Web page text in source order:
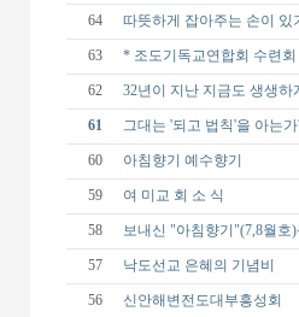
64 따뜻하게 잡아주는 손이 있
63 * 조도기독교연합회 수련
62 32년이 지난 지금도 생생
61 그대는 '되고 법칙'을 아는가
60 아침향기 예수향기
59 여 미교 회 소 식
58 보내신 "아침향기"(7,8월호
57 낙도선교 은혜의 기념비
56 신안해변전도대부흥성회